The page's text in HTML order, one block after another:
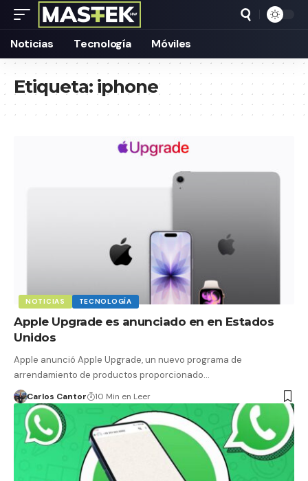
Noticias Tecnología Móviles
Etiqueta:iphone
NOTICIAS TECNOLOGÍA
Apple Upgrade es anunciado en en Estados
Unidos
Apple anunció Apple Upgrade, un nuevo programa de
arrendamiento de productos proporcionado…
Carlos Cantor 10 Min en Leer